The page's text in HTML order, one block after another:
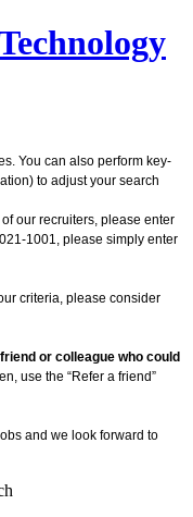
You can also perform key-
to adjust your search
our recruiters, please enter
1001, please simply enter
criteria, please consider
or colleague who could
use the “Refer a friend”
and we look forward to